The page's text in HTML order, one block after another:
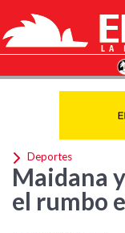
Deportes
Maidana
el rumbo